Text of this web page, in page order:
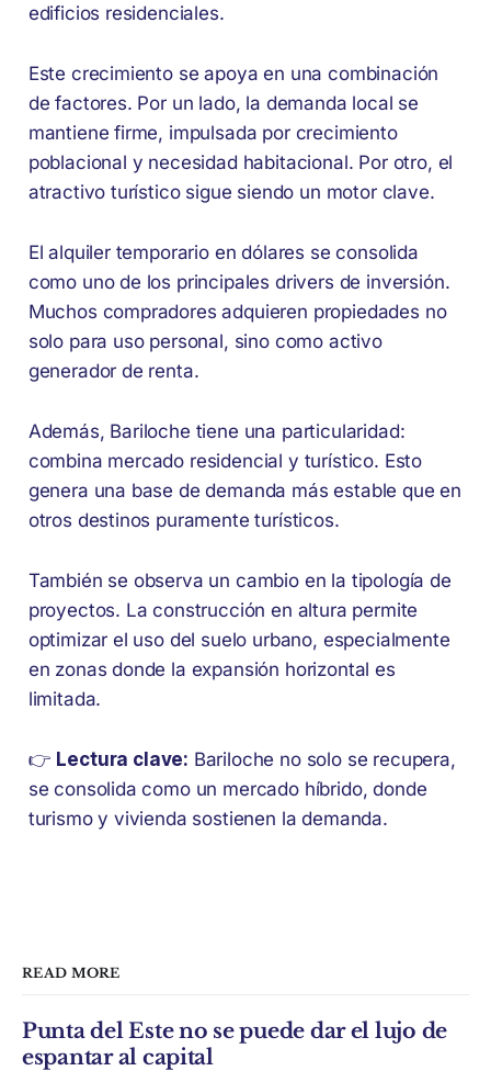
edificios residenciales.
Este crecimiento se apoya en una combinación
de factores. Por un lado, la demanda local se
mantiene firme, impulsada por crecimiento
poblacional y necesidad habitacional. Por otro, el
atractivo turístico sigue siendo un motor clave.
El alquiler temporario en dólares se consolida
como uno de los principales drivers de inversión.
Muchos compradores adquieren propiedades no
solo para uso personal, sino como activo
generador de renta.
Además, Bariloche tiene una particularidad:
combina mercado residencial y turístico. Esto
genera una base de demanda más estable que en
otros destinos puramente turísticos.
También se observa un cambio en la tipología de
proyectos. La construcción en altura permite
optimizar el uso del suelo urbano, especialmente
en zonas donde la expansión horizontal es
limitada.
👉 Lectura clave: Bariloche no solo se recupera,
se consolida como un mercado híbrido, donde
turismo y vivienda sostienen la demanda.
READ MORE
Punta del Este no se puede dar el lujo de
espantar al capital